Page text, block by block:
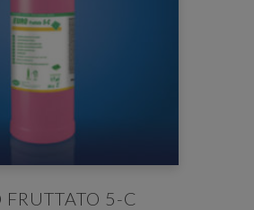
FRUTTATO 5-C